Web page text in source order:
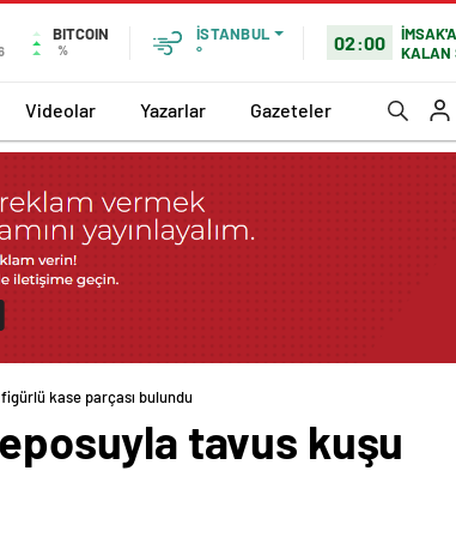
BITCOIN
%
İSTANBUL
°
02:00
İMSAK'A
KALAN
Videolar Yazarlar Gazeteler
kase parçası bulundu
tavus kuşu